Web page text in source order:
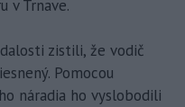
v Trnave.
zistili, že vodič
Pomocou
náradia ho vyslobodili